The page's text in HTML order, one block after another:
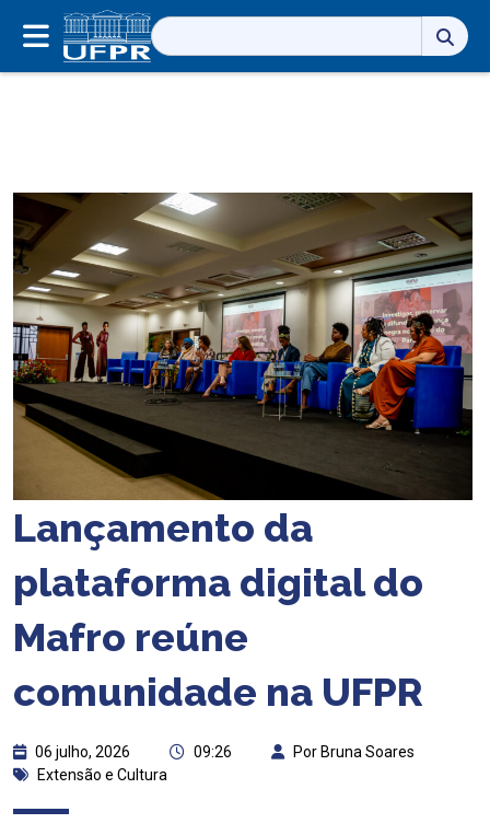
Pesquisar
por:
Lançamento da
plataforma digital do
Mafro reúne
comunidade na UFPR
06 julho, 2026 09:26
Por Bruna Soares
Extensão e Cultura